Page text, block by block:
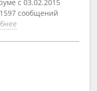
с 03.02.2015
сообщений